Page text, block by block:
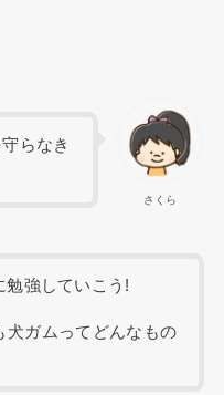
さくら
らなき
勉強していこう!
犬ガムってどんなもの